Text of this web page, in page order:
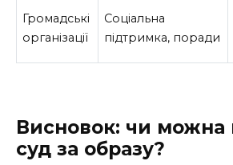
Громадські
організації
Соціальна
підтримка, поради
Висновок: чи можна
суд за образу?